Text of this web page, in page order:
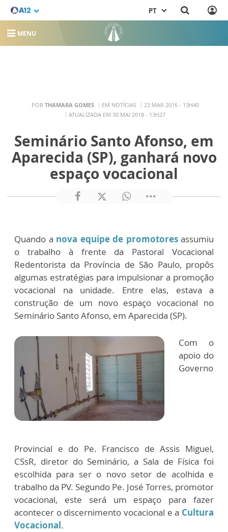
PT
MENU
POR THAMARA GOMES EM NOTÍCIAS
23 MAR 2016 - 13H40
ATUALIZADA EM 30 MAI 2018 - 13H27
Seminário Santo Afonso, em
Aparecida (SP), ganhará novo
espaço vocacional
Quando a nova equipe de promotoresassumiu
o trabalho à frente da Pastoral Vocacional
Redentorista da Província de São Paulo, propôs
algumas estratégias para impulsionar a promoção
vocacional na unidade. Entre elas, estava a
construção de um novo espaço vocacional no
Seminário Santo Afonso, em Aparecida (SP).
Com o
apoio do
Governo
Provincial e do Pe. Francisco de Assis Miguel,
CSsR, diretor do Seminário, a Sala de Física foi
escolhida para ser o novo setor de acolhida e
trabalho da PV. Segundo Pe. José Torres, promotor
vocacional, este será um espaço para fazer
acontecer o discernimento vocacional e a Cultura
Vocacional.